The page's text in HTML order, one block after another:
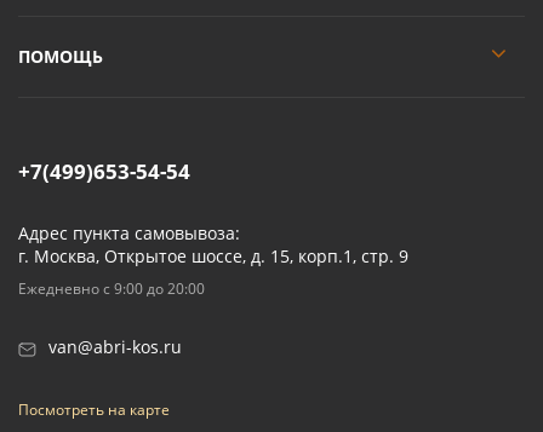
ПОМОЩЬ
+7(499)653-54-54
Адрес пункта самовывоза:
г. Москва, Открытое шоссе, д. 15, корп.1, стр. 9
Ежедневно с 9:00 до 20:00
van@abri-kos.ru
Посмотреть на карте